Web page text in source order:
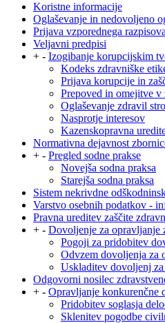
Koristne informacije
Oglaševanje in nedovoljeno
Prijava vzporednega
Veljavni predpisi
+ - Izogibanje korupcijskim
Kodeks zdravniške
Prijava korupcije in
Prepoved in omejitve v
Oglaševanje zdravil
Nasprotje interesov
Kazenskopravna
Normativna dejavnost
+ - Pregled sodne prakse
Novejša sodna praksa
Starejša sodna praksa
Sistem nekrivdne
Varstvo osebnih podatkov -
Pravna ureditev zaščite
+ - Dovoljenje za opravljanje
Pogoji za pridobitev
Odvzem dovoljenja za
Uskladitev dovoljenj
Odgovorni nosilec
+ - Opravljanje konkurenčne
Pridobitev soglasja
Sklenitev pogodbe